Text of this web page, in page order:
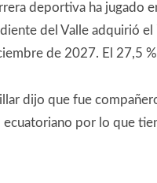
deportiva ha jugado
del Valle adquirió
de 2027. El 27,5
dijo que fue
por lo que